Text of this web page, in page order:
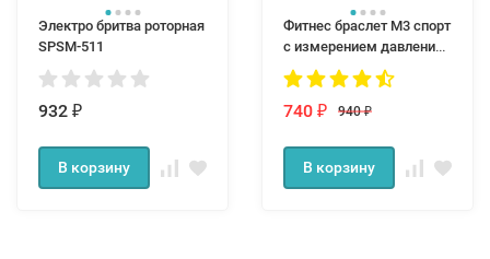
Электро бритва роторная
SPSM-511
932 ₽
В корзину
Фитнес браслет M3 спорт
с измерением давления
и пульса
740 ₽ 940₽
В корзину